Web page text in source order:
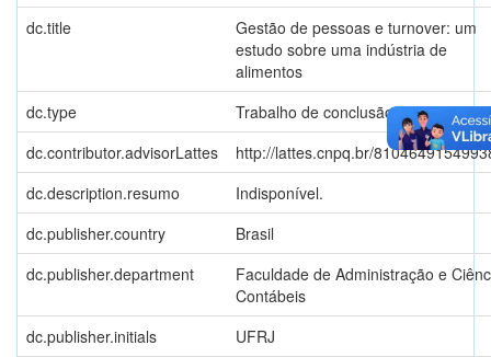
dc.title
Gestão de pessoas e turnover: um
estudo sobre uma indústria de
alimentos
dc.type
Trabalho de conclusão de
dc.contributor.advisorLattes
http://lattes.cnpq.br/
dc.description.resumo
Indisponível.
dc.publisher.country
Brasil
dc.publisher.department
Faculdade de Administração e
Contábeis
dc.publisher.initials
UFRJ